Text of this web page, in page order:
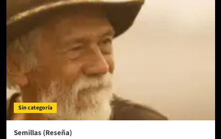
Sin categoría
Semillas (Reseña)